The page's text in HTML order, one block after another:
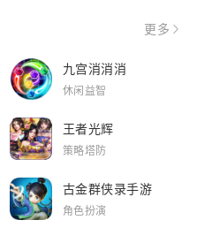
更多
九宫消消消
休闲益智
王者光辉
策略塔防
古金群侠录手游
角色扮演